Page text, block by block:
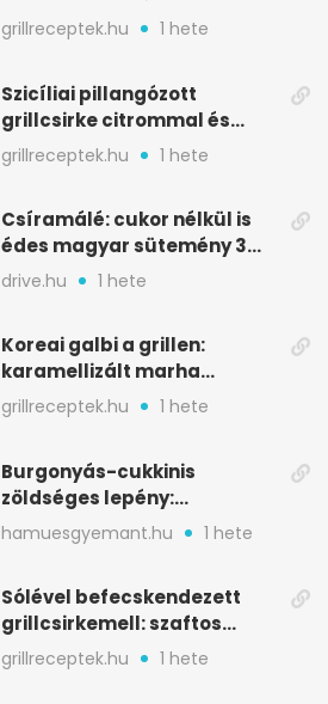
igazán szaftos
grillreceptek.hu 1 hete
Szicíliai pillangózott
grillcsirke citrommal és
oregánóval
grillreceptek.hu 1 hete
Csíramálé: cukor nélkül is
édes magyar sütemény 3
alapanyagból
drive.hu 1 hete
Koreai galbi a grillen:
karamellizált marha
rövidborda gyorsan
grillreceptek.hu 1 hete
Burgonyás-cukkinis
zöldséges lepény:
aranybarna, szaftos, hús
nélkül is
hamuesgyemant.hu 1 hete
Sólével befecskendezett
grillcsirkemell: szaftos
marad, nem szárad ki
grillreceptek.hu 1 hete